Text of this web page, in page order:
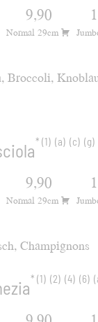
9,90
Normal 29cm
Broccoli,
1 a c g
9,90
Normal 29cm
Champignons
1 2 4 6